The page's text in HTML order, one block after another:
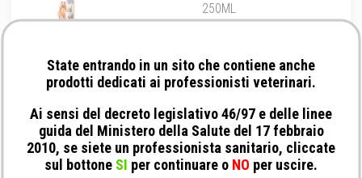
250ML
Union B.I.O. - Cica Cat
50ML
State entrando in un sito che contiene anche
prodotti dedicati ai professionisti veterinari.
Ai sensi del decreto legislativo 46/97 e delle linee
guida del Ministero della Salute del 17 febbraio
2010, se siete un professionista sanitario, cliccate
sul bottone SI per continuare o NO per uscire.